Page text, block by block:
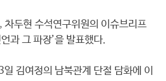
두현 수석연구위원의 이슈브리프
과 그 파장’을 발표했다.
김여정의 남북관계 단절 담화에 이